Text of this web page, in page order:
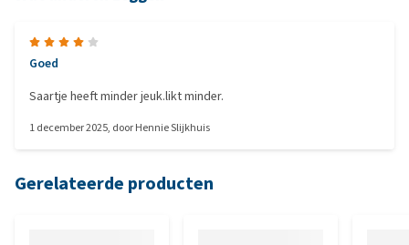
Goed
Saartje heeft minder jeuk.likt minder.
1 december 2025, doorHennie Slijkhuis
Gerelateerde producten